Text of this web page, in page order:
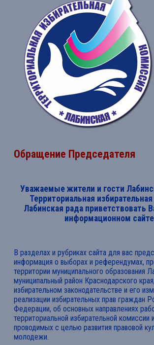
Обращение Председателя
Уважаемые жители и гости
Территориальная
Лабинская рада приветствовать
информационном
В разделах и рубриках сайта для вас
информация о выборах и референдумах,
территории муниципального образования
муниципальный район Краснодарского
избирательном законодательстве и его
реализации избирательных прав граждан
Федерации, об основных направлениях
территориальной избирательной комиссии
проводимых с целью развития правовой
молодежи.